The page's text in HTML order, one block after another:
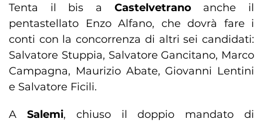
Tenta il bis a Castelvetranoanche il
pentastellato Enzo Alfano, che dovrà fare i
conti con la concorrenza di altri sei candidati:
Salvatore Stuppia, Salvatore Gancitano, Marco
Campagna, Maurizio Abate, Giovanni Lentini
e Salvatore Ficili.
A Salemi, chiuso il doppio mandato di